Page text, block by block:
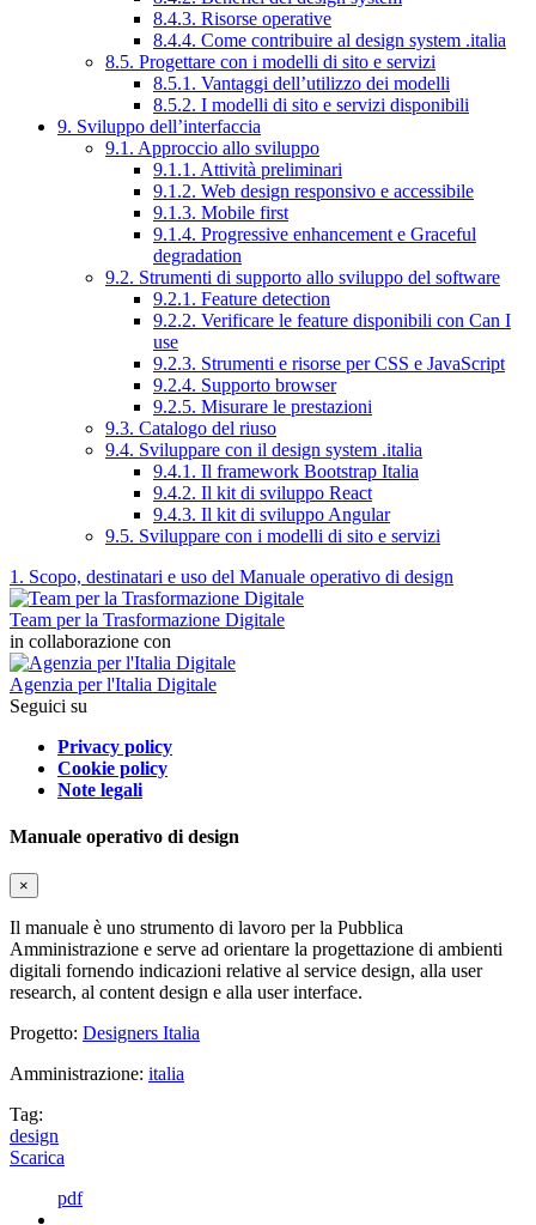
8.4.3. Risorse operative
8.4.4. Come contribuire al design system .italia
8.5. Progettare con i modelli di sito e servizi
8.5.1. Vantaggi dell’utilizzo dei modelli
8.5.2. I modelli di sito e servizi disponibili
9. Sviluppo dell’interfaccia
9.1. Approccio allo sviluppo
9.1.1. Attività preliminari
9.1.2. Web design responsivo e accessibile
9.1.3. Mobile first
9.1.4. Progressive enhancement e Graceful
degradation
9.2. Strumenti di supporto allo sviluppo del software
9.2.1. Feature detection
9.2.2. Verificare le feature disponibili con Can I
use
9.2.3. Strumenti e risorse per CSS e JavaScript
9.2.4. Supporto browser
9.2.5. Misurare le prestazioni
9.3. Catalogo del riuso
9.4. Sviluppare con il design system .italia
9.4.1. Il framework Bootstrap Italia
9.4.2. Il kit di sviluppo React
9.4.3. Il kit di sviluppo Angular
9.5. Sviluppare con i modelli di sito e servizi
1. Scopo, destinatari e uso del Manuale operativo di design
Team per la Trasformazione Digitale
in collaborazione con
Agenzia per l'Italia Digitale
Seguici su
Privacy policy
Cookie policy
Note legali
Manuale operativo di design
×
Il manuale è uno strumento di lavoro per la Pubblica
Amministrazione e serve ad orientare la progettazione di ambienti
digitali fornendo indicazioni relative al service design, alla user
research, al content design e alla user interface.
Progetto: Designers Italia
Amministrazione: italia
Tag:
design
Scarica
pdf